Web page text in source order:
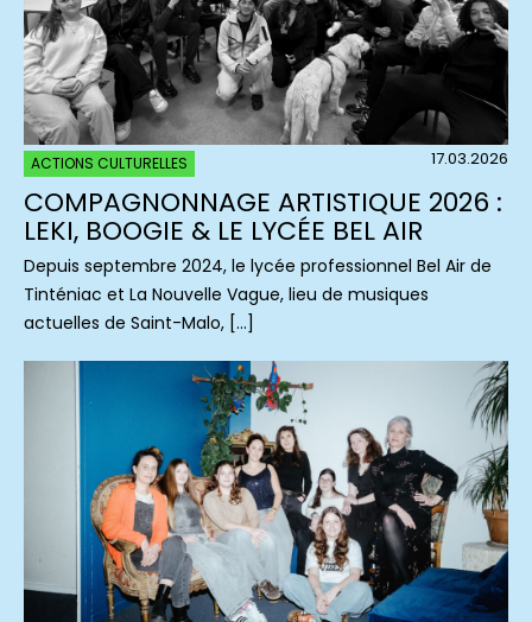
ACTIONS CULTURELLES 17.03.2026
COMPAGNONNAGE ARTISTIQUE 2026 :
LEKI, BOOGIE & LE LYCÉE BEL AIR
Depuis septembre 2024, le lycée professionnel Bel Air de
Tinténiac et La Nouvelle Vague, lieu de musiques
actuelles de Saint-Malo, […]